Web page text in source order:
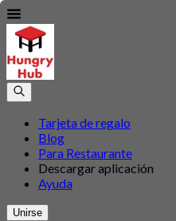
Tarjeta de regalo
Blog
Para Restaurante
Descargar aplicación
Ayuda
Unirse